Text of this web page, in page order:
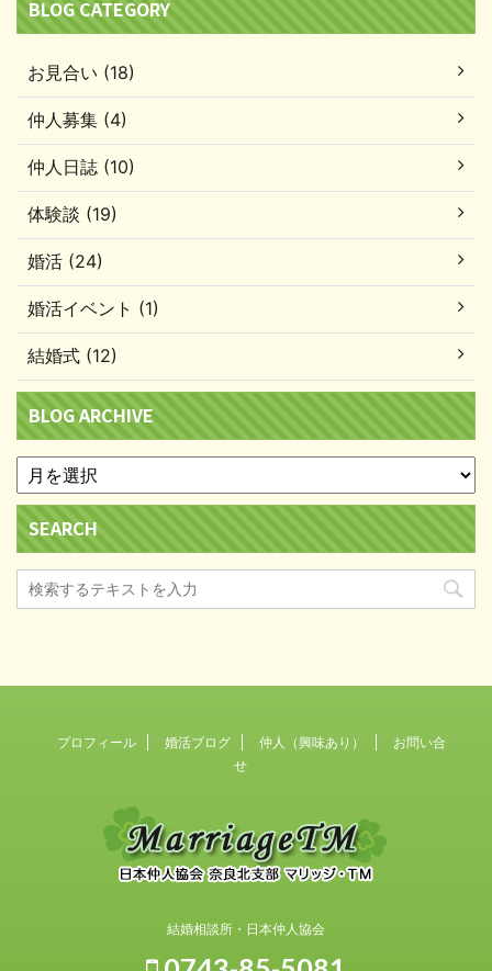
BLOG CATEGORY
お見合い (18)
仲人募集 (4)
仲人日誌 (10)
体験談 (19)
婚活 (24)
婚活イベント (1)
結婚式 (12)
BLOG ARCHIVE
SEARCH
プロフィール 婚活ブログ 仲人（興味あり）
お問い合
せ
結婚相談所・日本仲人協会